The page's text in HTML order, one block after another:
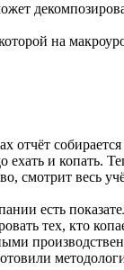
на
отчёт
и копать.
смотрит весь
есть
тех, кто